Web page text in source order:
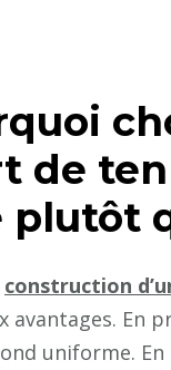
de
plutôt
construction
avantages. En
uniforme.